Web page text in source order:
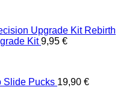
Rebirth
Kit 9,95 €
Slide Pucks 19,90 €